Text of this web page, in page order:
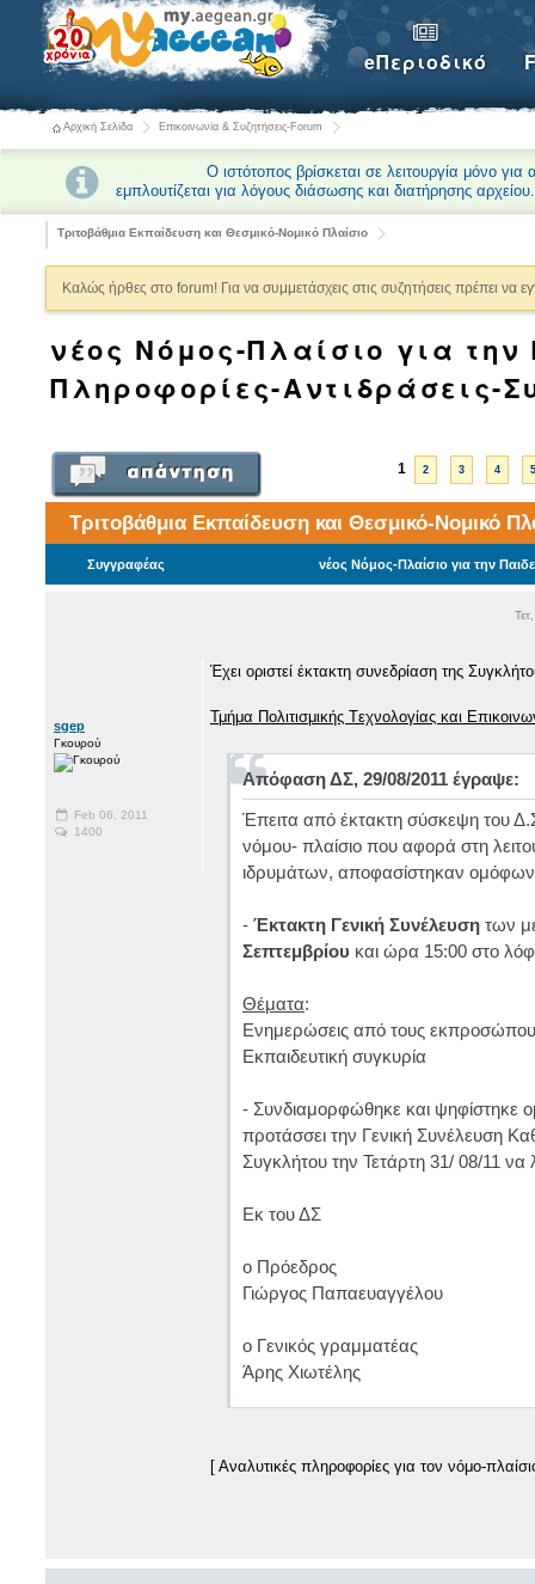
eΠεριοδικό
Αρχική Σελίδα Επικοινωνία & Συζητήσεις-Forum
Ο ιστότοπος βρίσκεται σε λειτουργία μόνο
εμπλουτίζεται για λόγους διάσωσης και διατήρησης αρχείου.
Τριτοβάθμια Εκπαίδευση και Θεσμικό-Νομικό Πλαίσιο
Καλώς ήρθες στο forum! Για να συμμετάσχεις στις συζητήσεις πρέπει να
νέος Νόμος-Πλαίσιο για την
Πληροφορίες-Αντιδράσεις-
1 2 3 4 5
Τριτοβάθμια Εκπαίδευση και Θεσμικό-Νομικό
Συγγραφέας νέος Νόμος-Πλαίσιο για την
sgep
Γκουρού
Feb 06, 2011
1400
Έχει οριστεί έκτακτη συνεδρίαση της
Τμήμα Πολιτισμικής Tεχνολογίας και
Απόφαση ΔΣ, 29/08/2011 έγραψε:
Έπειτα από έκτακτη σύσκεψη του
νόμου- πλαίσιο που αφορά στη
ιδρυμάτων, αποφασίστηκαν
- Έκτακτη Γενική Συνέλευση των
Σεπτεμβρίου και ώρα 15:00 στο
Θέματα:
Ενημερώσεις από τους
Εκπαιδευτική συγκυρία
- Συνδιαμορφώθηκε και ψηφίστηκε
προτάσσει την Γενική Συνέλευση
Συγκλήτου την Τετάρτη 31/ 08/11
Εκ του ΔΣ
ο Πρόεδρος
Γιώργος Παπαευαγγέλου
ο Γενικός γραμματέας
Άρης Χιωτέλης
[ Αναλυτικές πληροφορίες για τον νόμο-